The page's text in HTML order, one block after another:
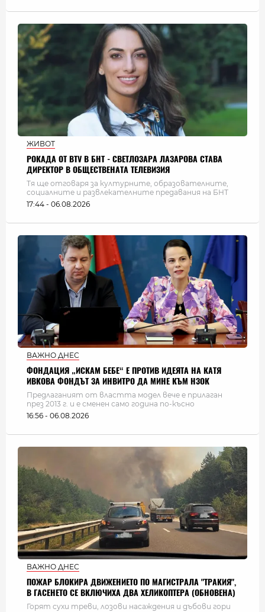
ЖИВОТ
РОКАДА ОТ BTV В БНТ - СВЕТЛОЗАРА ЛАЗАРОВА СТАВА
ДИРЕКТОР В ОБЩЕСТВЕНАТА ТЕЛЕВИЗИЯ
Тя ще отговаря за културните, образователните,
социалните и развлекателните предавания на БНТ
17:44 - 06.08.2026
ВАЖНО ДНЕС
ФОНДАЦИЯ „ИСКАМ БЕБЕ“ Е ПРОТИВ ИДЕЯТА НА КАТЯ
ИВКОВА ФОНДЪТ ЗА ИНВИТРО ДА МИНЕ КЪМ НЗОК
Предлаганият от властта модел вече е прилаган
през 2013 г. и е сменен само година по-късно
16:56 - 06.08.2026
ВАЖНО ДНЕС
ПОЖАР БЛОКИРА ДВИЖЕНИЕТО ПО МАГИСТРАЛА "ТРАКИЯ",
В ГАСЕНЕТО СЕ ВКЛЮЧИХА ДВА ХЕЛИКОПТЕРА (ОБНОВЕНА)
Горят сухи треви, лозови насаждения и дъбови гори